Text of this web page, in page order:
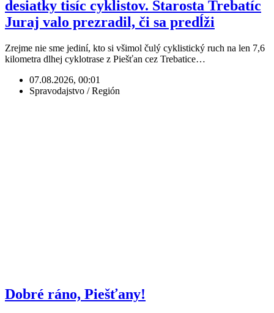
desiatky tisíc cyklistov. Starosta Trebatíc
Juraj valo prezradil, či sa predĺži
Zrejme nie sme jediní, kto si všimol čulý cyklistický ruch na len 7,6
kilometra dlhej cyklotrase z Piešťan cez Trebatice…
07.08.2026, 00:01
Spravodajstvo / Región
Dobré ráno, Piešťany!